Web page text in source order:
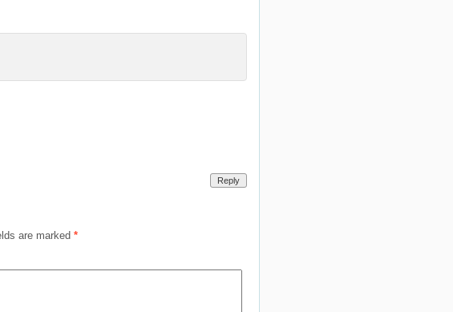
Reply
are marked *